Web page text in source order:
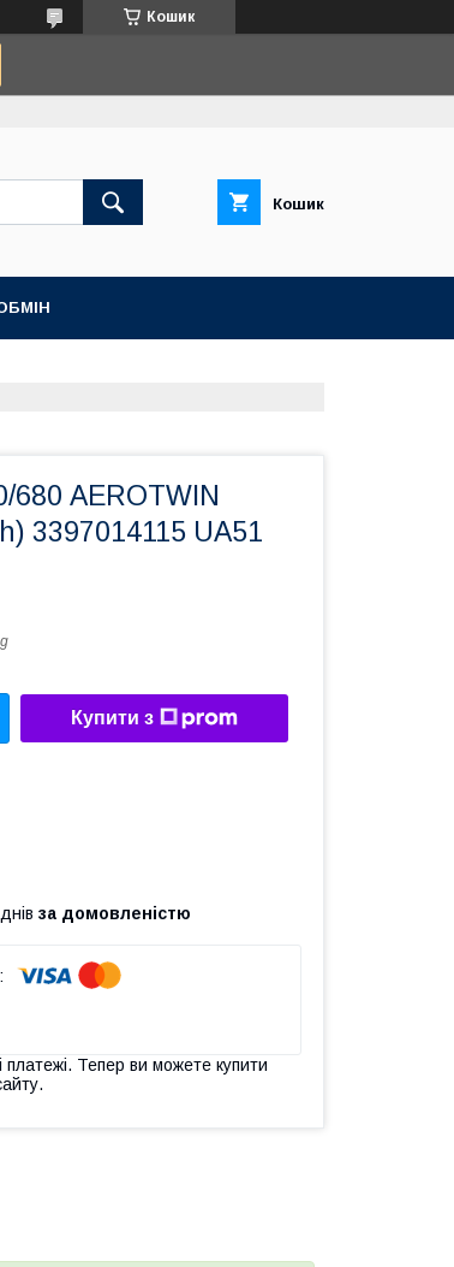
Кошик
Кошик
680 AEROTWIN
3397014115 UA51
Купити з
за домовленістю
платежі. Тепер ви можете купити